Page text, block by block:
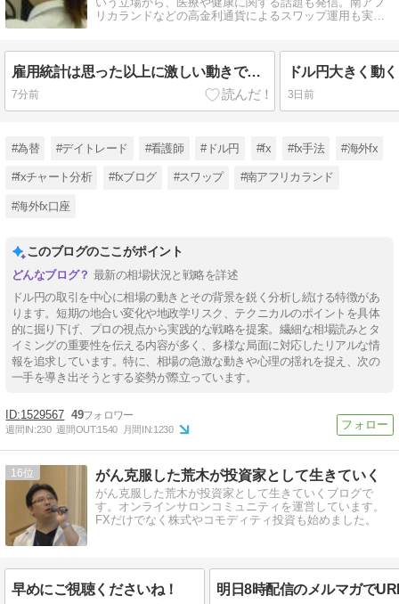
リカランドなどの高金利通貨によるスワップ運用も実践
雇用統計は思った以上に激しい動きでした
7分前 3日前
#為替 #デイトレード #看護師 #ドル円 #fx #fx手法 #海外fx
#fxチャート分析 #fxブログ #スワップ #南アフリカランド
#海外fx口座
このブログのここがポイント
最新の相場状況と戦略を詳述
ドル円の取引を中心に相場の動きとその背景を鋭く分析し続ける特徴があ
ります。短期の地合い変化や地政学リスク、テクニカルのポイントを具体
的に掘り下げ、プロの視点から実践的な戦略を提案。繊細な相場読みとタ
イミングの重要性を伝える内容が多く、多様な局面に対応したリアルな情
報を追求しています。特に、相場の急激な動きや心理の揺れを捉え、次の
一手を導き出そうとする姿勢が際立っています。
1529567 49
週間IN:230 週間OUT:1540 月間IN:1230
16 がん克服した荒木が投資家として生きていく
がん克服した荒木が投資家として生きていくブログで
す。オンラインサロンコミュニティを運営しています。
FXだけでなく株式やコモディティ投資も始めました。
早めにご視聴くださいね！